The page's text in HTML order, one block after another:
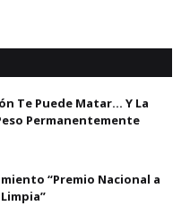
Te Puede Matar… Y La
Permanentemente
“Premio Nacional a